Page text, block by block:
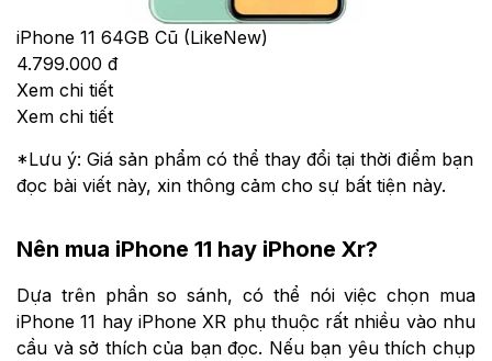
iPhone 11 64GB Cũ (LikeNew)
4.799.000 đ
Xem chi tiết
Xem chi tiết
*Lưu ý: Giá sản phẩm có thể thay đổi tại thời điểm bạn
đọc bài viết này, xin thông cảm cho sự bất tiện này.
Nên mua iPhone 11 hay iPhone Xr?
Dựa trên phần so sánh, có thể nói việc chọn mua
iPhone 11 hay iPhone XR phụ thuộc rất nhiều vào nhu
cầu và sở thích của bạn đọc. Nếu bạn yêu thích chụp